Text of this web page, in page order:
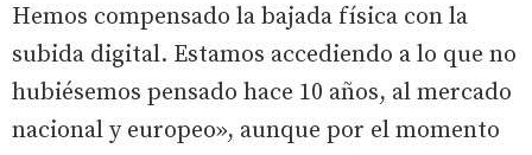
Hemos compensado la bajada física con la
subida digital. Estamos accediendo a lo que no
hubiésemos pensado hace 10 años, al mercado
nacional y europeo», aunque por el momento